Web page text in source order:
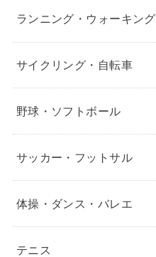
ランニング・ウォーキング
サイクリング・自転車
野球・ソフトボール
サッカー・フットサル
体操・ダンス・バレエ
テニス